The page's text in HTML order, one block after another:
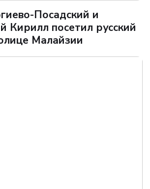
Посадский и
Кирилл посетил русский
Малайзии